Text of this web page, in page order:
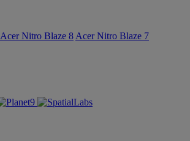
Acer Nitro Blaze 8 Acer Nitro Blaze 7